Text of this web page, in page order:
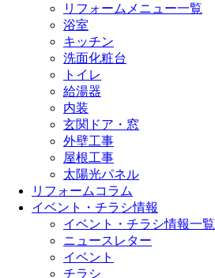
リフォームメニュー一覧
浴室
キッチン
洗面化粧台
トイレ
給湯器
内装
玄関ドア・窓
外壁工事
屋根工事
太陽光パネル
リフォームコラム
イベント・チラシ情報
イベント・チラシ情報一覧
ニュースレター
イベント
チラシ